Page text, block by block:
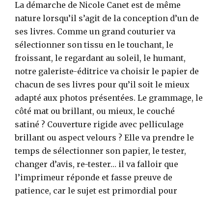
La démarche de Nicole Canet est de même
nature lorsqu’il s’agit de la conception d’un de
ses livres. Comme un grand couturier va
sélectionner son tissu en le touchant, le
froissant, le regardant au soleil, le humant,
notre galeriste-éditrice va choisir le papier de
chacun de ses livres pour qu’il soit le mieux
adapté aux photos présentées. Le grammage, le
côté mat ou brillant, ou mieux, le couché
satiné ? Couverture rigide avec pelliculage
brillant ou aspect velours ? Elle va prendre le
temps de sélectionner son papier, le tester,
changer d’avis, re-tester… il va falloir que
l’imprimeur réponde et fasse preuve de
patience, car le sujet est primordial pour